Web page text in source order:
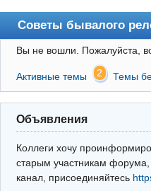
Советы бывалого
Форум
Правила
Поиск
Регистрация
Архив
Вы не вошли. Пожалуйста,
Активные темы 2 Темы
Объявления
Коллеги хочу
старым участникам форума,
канал, присоединяйтесь